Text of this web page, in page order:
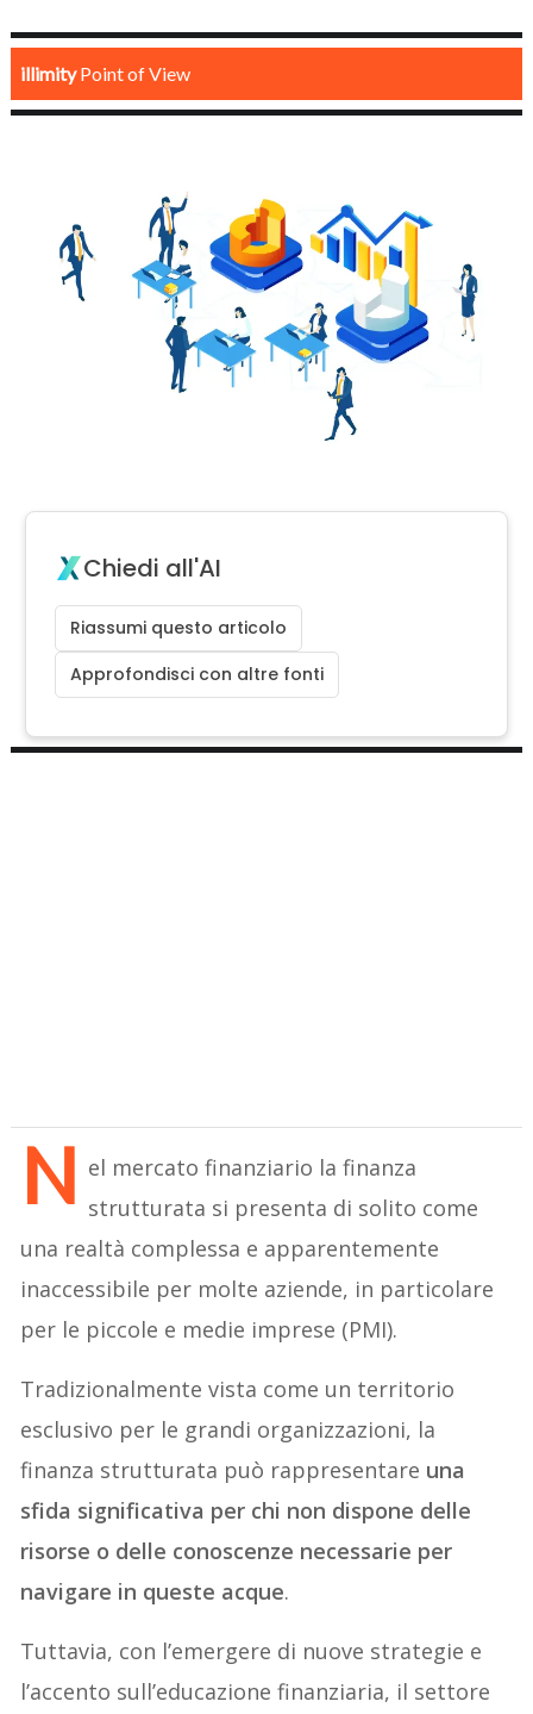
illimityPoint of View
Chiedi all'AI
Riassumi questo articolo
Approfondisci con altre fonti
N el mercato finanziario la finanza
strutturata si presenta di solito come
una realtà complessa e apparentemente
inaccessibile per molte aziende, in particolare
per le piccole e medie imprese (PMI).
Tradizionalmente vista come un territorio
esclusivo per le grandi organizzazioni, la
finanza strutturata può rappresentare una
sfida significativa per chi non dispone delle
risorse o delle conoscenze necessarie per
navigare in queste acque.
Tuttavia, con l’emergere di nuove strategie e
l’accento sull’educazione finanziaria, il settore